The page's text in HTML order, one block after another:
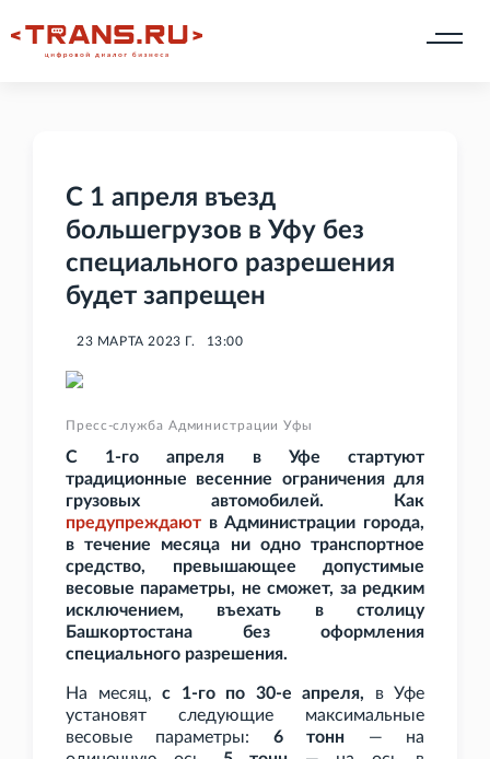
С 1 апреля въезд
большегрузов в Уфу без
специального разрешения
будет запрещен
23 МАРТА 2023 Г. 13:00
Пресс-служба Администрации Уфы
С 1-го апреля в Уфе стартуют
традиционные весенние ограничения для
грузовых автомобилей. Как
предупреждают в Администрации города,
в течение месяца ни одно транспортное
средство, превышающее допустимые
весовые параметры, не сможет, за редким
исключением, въехать в столицу
Башкортостана без оформления
специального разрешения.
На месяц, с 1-го по 30-е апреля, в Уфе
установят следующие максимальные
весовые параметры: 6 тонн — на